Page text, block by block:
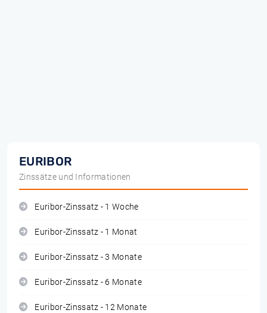
EURIBOR
Zinssätze und Informationen
Euribor-Zinssatz - 1 Woche
Euribor-Zinssatz - 1 Monat
Euribor-Zinssatz - 3 Monate
Euribor-Zinssatz - 6 Monate
Euribor-Zinssatz - 12 Monate